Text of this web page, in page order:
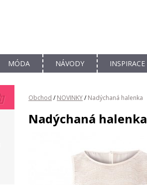
MÓDA NÁVODY INSPIRACE
Obchod / NOVINKY/ Nadýchaná halenka
Nadýchaná halenka